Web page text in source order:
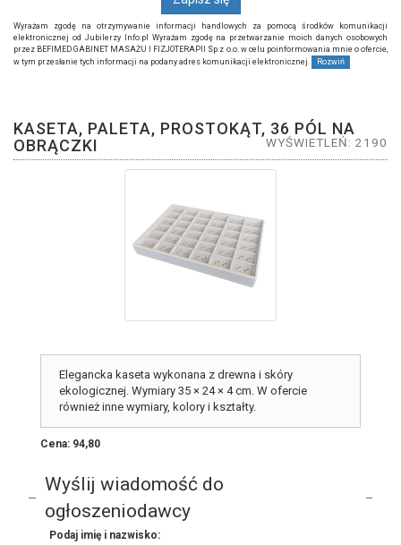
Wyrażam zgodę na otrzymywanie informacji handlowych za pomocą środków komunikacji
elektronicznej od Jubilerzy Info.pl Wyrażam zgodę na przetwarzanie moich danych osobowych
przez BEFIMED GABINET MASAŻU I FIZJOTERAPII Sp.z o.o. w celu poinformowania mnie o ofercie,
w tym przesłanie tych informacji na podany adres komunikacji elektronicznej.
Rozwiń
KASETA, PALETA, PROSTOKĄT, 36 PÓL NA
OBRĄCZKI
WYŚWIETLEŃ: 2190
Elegancka kaseta wykonana z drewna i skóry
ekologicznej. Wymiary 35 × 24 × 4 cm. W ofercie
również inne wymiary, kolory i kształty.
Cena: 94,80
Wyślij wiadomość do
ogłoszeniodawcy
Podaj imię i nazwisko: